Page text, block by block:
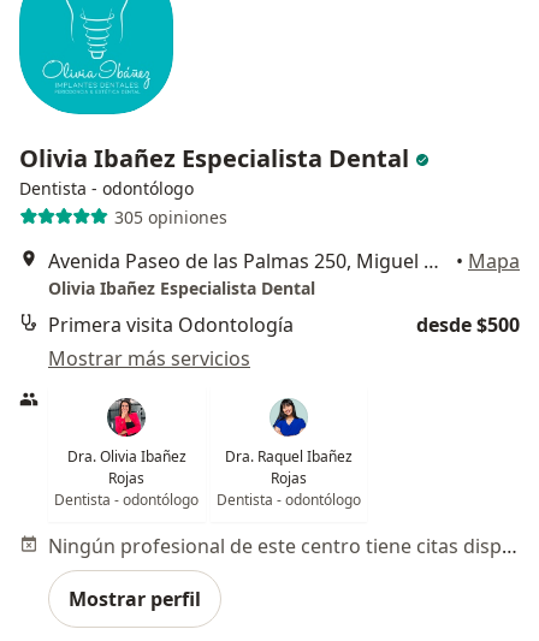
Olivia Ibañez Especialista Dental
Dentista - odontólogo
305 opiniones
Avenida Paseo de las Palmas 250, Miguel Hidalgo • Mapa
Olivia Ibañez Especialista Dental
Primera visita Odontología
desde $500
Mostrar más servicios
Dra. Olivia Ibañez
Rojas
Dentista - odontólogo
Dra. Raquel Ibañez
Rojas
Dentista - odontólogo
Ningún profesional de este centro tiene citas disponibles
Mostrar perfil